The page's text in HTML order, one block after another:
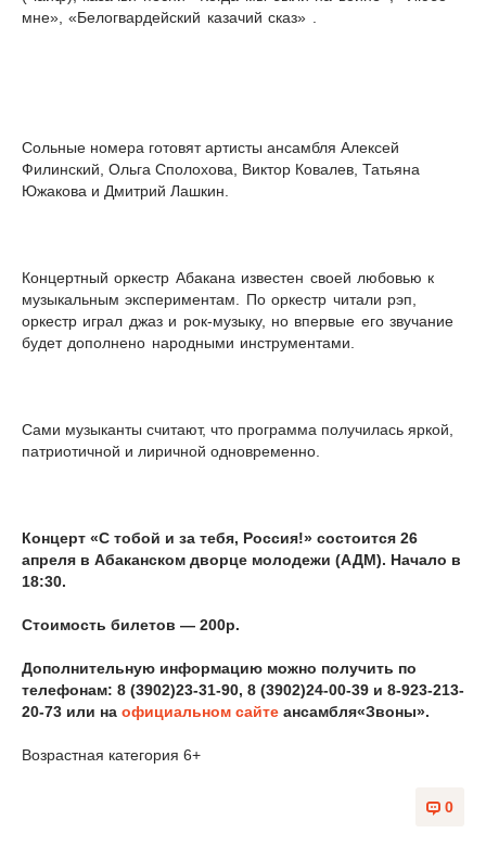
мне», «Белогвардейский казачий сказ» .
Сольные номера готовят артисты ансамбля Алексей
Филинский, Ольга Сполохова, Виктор Ковалев, Татьяна
Южакова и Дмитрий Лашкин.
Концертный оркестр Абакана известен своей любовью к
музыкальным экспериментам. По оркестр читали рэп,
оркестр играл джаз и рок-музыку, но впервые его звучание
будет дополнено народными инструментами.
Сами музыканты считают, что программа получилась яркой,
патриотичной и лиричной одновременно.
Концерт «С тобой и за тебя, Россия!» состоится 26
апреля в Абаканском дворце молодежи (АДМ). Начало в
18:30.
Стоимость билетов — 200р.
Дополнительную информацию можно получить по
телефонам: 8 (3902)23-31-90, 8 (3902)24-00-39 и 8-923-213-
20-73 или на официальном сайте ансамбля«Звоны».
Возрастная категория 6+
0